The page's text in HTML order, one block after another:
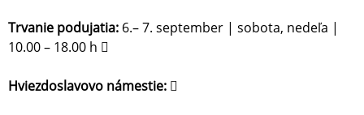
Trvanie podujatia: 6.– 7. september | sobota, nedeľa |
10.00 – 18.00 h 
Hviezdoslavovo námestie: 